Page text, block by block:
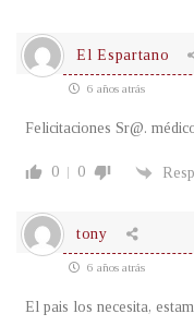
El Espartano
6 años atrás
Felicitaciones Sr@.
0 0
tony
6 años atrás
El pais los necesita,